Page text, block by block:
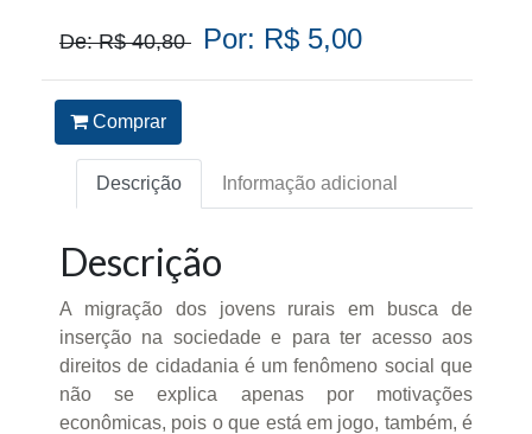
De: R$ 40,80 Por: R$ 5,00
Comprar
Descrição Informação adicional
Descrição
A migração dos jovens rurais em busca de
inserção na sociedade e para ter acesso aos
direitos de cidadania é um fenômeno social que
não se explica apenas por motivações
econômicas, pois o que está em jogo, também, é